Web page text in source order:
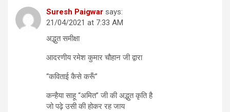
Suresh Paigwar says:
21/04/2021 at 7:33 AM
अद्भुत समीक्षा
आदरणीय रमेश कुमार चौहान जी द्वारा
“कविताई कैसे करूँ”
कन्हैया साहू “अमित” जी की अद्भुत कृति है
जो पढ़े उसी की होकर रह जाय